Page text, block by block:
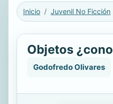
Inicio Juvenil No Ficción
Objetos
Godofredo Olivares